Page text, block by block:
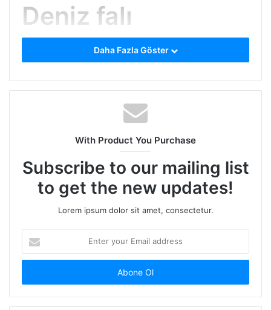
Deniz falı
yorumlarıyla
sizlerle
Meleklerbahçesin
Daha Fazla Göster
With Product You Purchase
Subscribe to our mailing list
to get the new updates!
Lorem ipsum dolor sit amet, consectetur.
your
Email